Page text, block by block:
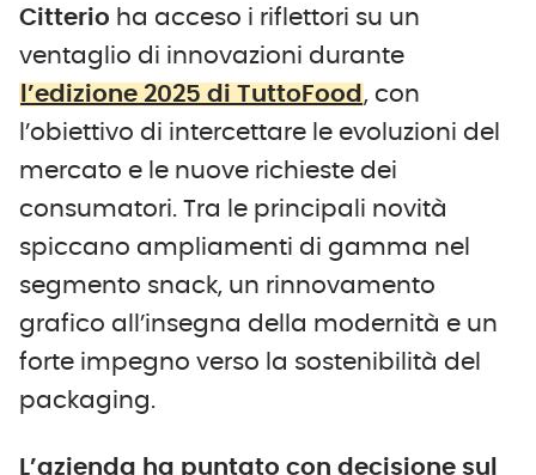
Citterio ha acceso i riflettori su un
ventaglio di innovazioni durante
l’edizione 2025 di TuttoFood , con
l’obiettivo di intercettare le evoluzioni del
mercato e le nuove richieste dei
consumatori. Tra le principali novità
spiccano ampliamenti di gamma nel
segmento snack, un rinnovamento
grafico all’insegna della modernità e un
forte impegno verso la sostenibilità del
packaging.
L’azienda ha puntato con decisione sul